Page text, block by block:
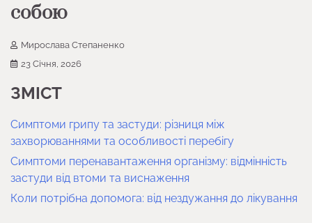
собою
Мирослава Степаненко
23 Січня, 2026
ЗМІСТ
Симптоми грипу та застуди: різниця між
захворюваннями та особливості перебігу
Симптоми перенавантаження організму: відмінність
застуди від втоми та виснаження
Коли потрібна допомога: від нездужання до лікування